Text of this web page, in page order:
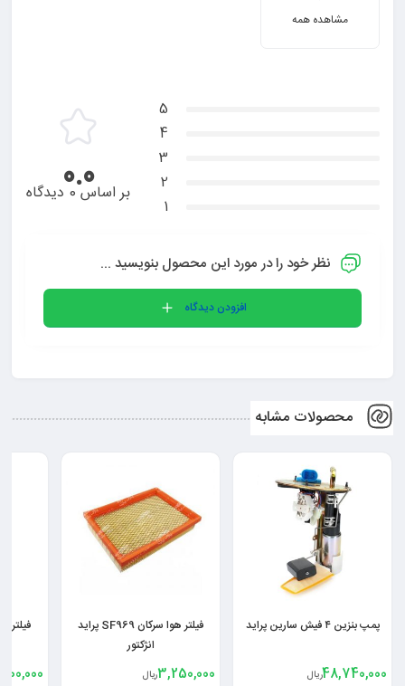
مشاهده همه
5
4
3
2
1
0.0بر اساس 0 دیدگاه
نظر خود را در مورد این محصول بنویسید ...
افزودن دیدگاه
محصولات مشابه
پمپ بنزین ۴ فیش سارین پراید
48,740,000ریال
فیلتر هوا سرکان SF969 پراید
انژکتور
3,250,000ریال